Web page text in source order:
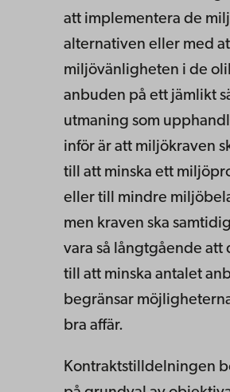
att implementera de
alternativen eller med
miljövänligheten i de
anbuden på ett jämlikt
utmaning som
inför är att miljökraven
till att minska ett
eller till mindre
men kraven ska
vara så långtgående att
till att minska antalet
begränsar
bra affär.
Kon­trakts­tilldelningen